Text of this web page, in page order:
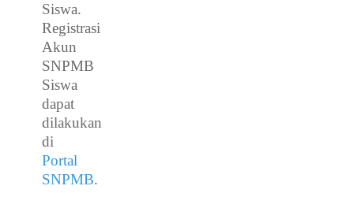
Siswa.
Registrasi
Akun
SNPMB
Siswa
dapat
dilakukan
di
Portal
SNPMB.